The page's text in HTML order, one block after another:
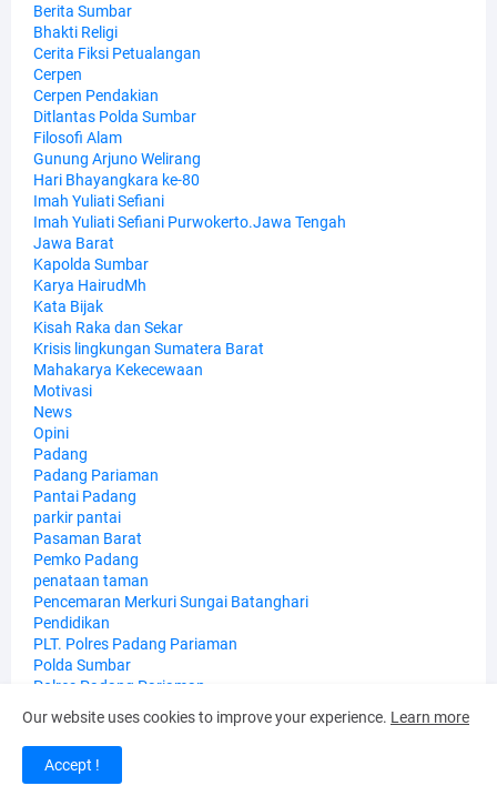
Berita Sumbar
Bhakti Religi
Cerita Fiksi Petualangan
Cerpen
Cerpen Pendakian
Ditlantas Polda Sumbar
Filosofi Alam
Gunung Arjuno Welirang
Hari Bhayangkara ke-80
Imah Yuliati Sefiani
Imah Yuliati Sefiani Purwokerto.Jawa Tengah
Jawa Barat
Kapolda Sumbar
Karya HairudMh
Kata Bijak
Kisah Raka dan Sekar
Krisis lingkungan Sumatera Barat
Mahakarya Kekecewaan
Motivasi
News
Opini
Padang
Padang Pariaman
Pantai Padang
parkir pantai
Pasaman Barat
Pemko Padang
penataan taman
Pencemaran Merkuri Sungai Batanghari
Pendidikan
PLT. Polres Padang Pariaman
Polda Sumbar
Polres Padang Pariaman
Puisi
Refleksi Muharram 1448 H: Hijrah dari Sekadar Ganti Kalender
Menuju Perubahan Sistemik
Our website uses cookies to improve your experience. Learn more
Accept !